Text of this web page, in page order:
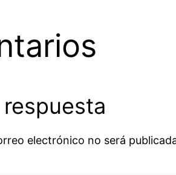
electrónico no será